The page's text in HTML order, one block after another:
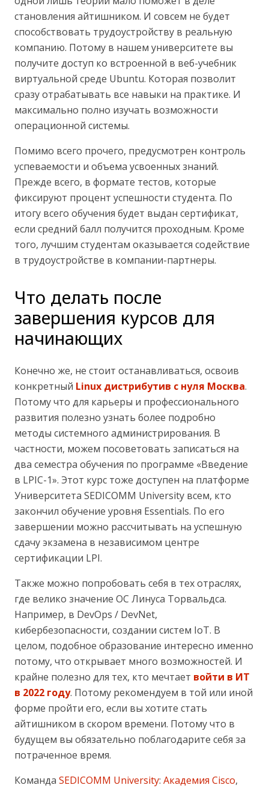
становления айтишником. И совсем не будет
способствовать трудоустройству в реальную
компанию. Потому в нашем университете вы
получите доступ ко встроенной в веб-учебник
виртуальной среде Ubuntu. Которая позволит
сразу отрабатывать все навыки на практике. И
максимально полно изучать возможности
операционной системы.
Помимо всего прочего, предусмотрен контроль
успеваемости и объема усвоенных знаний.
Прежде всего, в формате тестов, которые
фиксируют процент успешности студента. По
итогу всего обучения будет выдан сертификат,
если средний балл получится проходным. Кроме
того, лучшим студентам оказывается содействие
в трудоустройстве в компании-партнеры.
Что делать после
завершения курсов для
начинающих
Конечно же, не стоит останавливаться, освоив
конкретный Linux дистрибутив с нуля Москва.
Потому что для карьеры и профессионального
развития полезно узнать более подробно
методы системного администрирования. В
частности, можем посоветовать записаться на
два семестра обучения по программе «Введение
в LPIC-1». Этот курс тоже доступен на платформе
Университета SEDICOMM University всем, кто
закончил обучение уровня Essentials. По его
завершении можно рассчитывать на успешную
сдачу экзамена в независимом центре
сертификации LPI.
Также можно попробовать себя в тех отраслях,
где велико значение ОС Линуса Торвальдса.
Например, в DevOps / DevNet,
кибербезопасности, создании систем IoT. В
целом, подобное образование интересно именно
потому, что открывает много возможностей. И
крайне полезно для тех, кто мечтает войти в ИТ
в 2022 году. Потому рекомендуем в той или иной
форме пройти его, если вы хотите стать
айтишником в скором времени. Потому что в
будущем вы обязательно поблагодарите себя за
потраченное время.
Команда SEDICOMM University: Академия Cisco,